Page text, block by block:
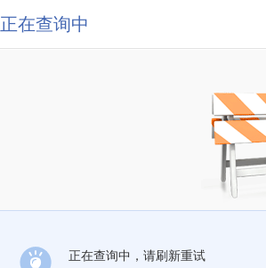
正在查询中
正在查询中，请刷新重试